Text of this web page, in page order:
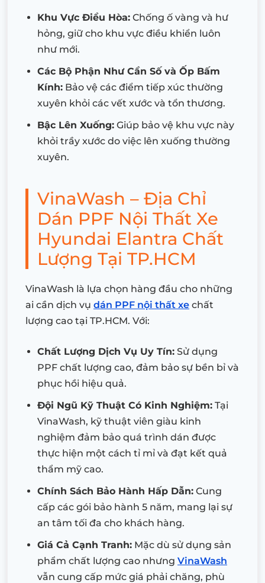
Khu Vực Điều Hòa: Chống ố vàng và hư
hỏng, giữ cho khu vực điều khiển luôn
như mới.
Các Bộ Phận Như Cần Số và Ốp Bấm
Kính: Bảo vệ các điểm tiếp xúc thường
xuyên khỏi các vết xước và tổn thương.
Bậc Lên Xuống: Giúp bảo vệ khu vực này
khỏi trầy xước do việc lên xuống thường
xuyên.
VinaWash – Địa Chỉ
Dán PPF Nội Thất Xe
Hyundai Elantra Chất
Lượng Tại TP.HCM
VinaWash là lựa chọn hàng đầu cho những
ai cần dịch vụ dán PPF nội thất xe chất
lượng cao tại TP.HCM. Với:
Chất Lượng Dịch Vụ Uy Tín: Sử dụng
PPF chất lượng cao, đảm bảo sự bền bỉ và
phục hồi hiệu quả.
Đội Ngũ Kỹ Thuật Có Kinh Nghiệm: Tại
VinaWash, kỹ thuật viên giàu kinh
nghiệm đảm bảo quá trình dán được
thực hiện một cách tỉ mỉ và đạt kết quả
thẩm mỹ cao.
Chính Sách Bảo Hành Hấp Dẫn: Cung
cấp các gói bảo hành 5 năm, mang lại sự
an tâm tối đa cho khách hàng.
Giá Cả Cạnh Tranh: Mặc dù sử dụng sản
phẩm chất lượng cao nhưng VinaWash
vẫn cung cấp mức giá phải chăng, phù